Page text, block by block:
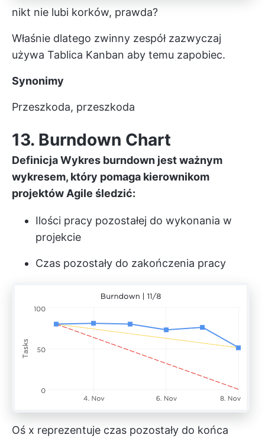
nikt nie lubi korków, prawda?
Właśnie dlatego zwinny zespół zazwyczaj
używa Tablica Kanban aby temu zapobiec.
Synonimy
Przeszkoda, przeszkoda
13. Burndown Chart
DefinicjaWykres burndown jest ważnym
wykresem, który pomaga kierownikom
projektów Agile śledzić:
Ilości pracy pozostałej do wykonania w
projekcie
Czas pozostały do zakończenia pracy
Oś x reprezentuje czas pozostały do końca